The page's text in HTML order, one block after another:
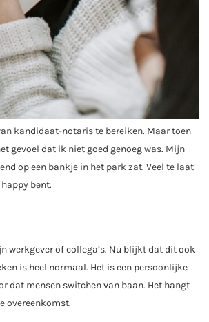
kandidaat-notaris te bereiken. Maar toen
gevoel dat ik niet goed genoeg was. Mijn
op een bankje in het park zat. Veel te laat
bent.
werkgever of collega’s. Nu blijkt dat dit ook
is heel normaal. Het is een persoonlijke
dat mensen switchen van baan. Het hangt
overeenkomst.